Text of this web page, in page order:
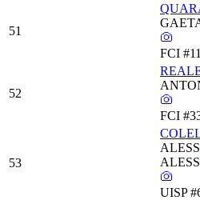
51
FCI
52
FCI
53
UISP